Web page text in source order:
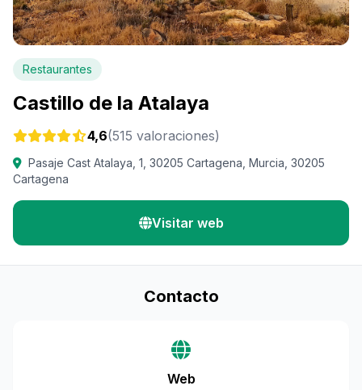
Restaurantes
Castillo de la Atalaya
4,6(515 valoraciones)
Pasaje Cast Atalaya, 1, 30205 Cartagena, Murcia, 30205
Cartagena
Visitar web
Contacto
Web